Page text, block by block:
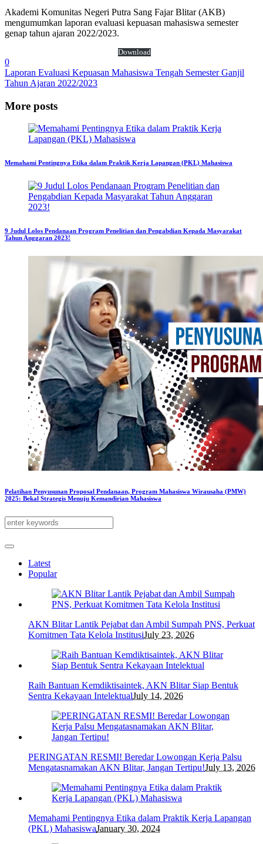
Akademi Komunitas Negeri Putra Sang Fajar Blitar (AKB)
mengumumkan laporan evaluasi kepuasan mahasiswa semester
genap tahun ajaran 2022/2023.
Download
0
Laporan Evaluasi Kepuasan Mahasiswa Tengah Semester Ganjil
Tahun Ajaran 2022/2023
More posts
Memahami Pentingnya Etika dalam Praktik Kerja Lapangan (PKL) Mahasiswa
9 Judul Lolos Pendanaan Program Penelitian dan Pengabdian Kepada Masyarakat
Tahun Anggaran 2023!
Pelatihan Penyusunan Proposal Pendanaan, Program Mahasiswa Wirausaha (PMW)
2025: Bekal Strategis Menuju Kemandirian Mahasiswa
Latest
Popular
AKN Blitar Lantik Pejabat dan Ambil Sumpah PNS, Perkuat
Komitmen Tata Kelola InstitusiJuly 23, 2026
Raih Bantuan Kemdiktisaintek, AKN Blitar Siap Bentuk
Sentra Kekayaan IntelektualJuly 14, 2026
PERINGATAN RESMI! Beredar Lowongan Kerja Palsu
Mengatasnamakan AKN Blitar, Jangan Tertipu!July 13, 2026
Memahami Pentingnya Etika dalam Praktik Kerja Lapangan
(PKL) MahasiswaJanuary 30, 2024